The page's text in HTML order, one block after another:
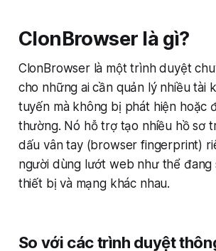
ClonBrowser là gì?
ClonBrowser là một trình duyệt
cho những ai cần quản lý nhiều tài
tuyến mà không bị phát hiện hoặc
thường. Nó hỗ trợ tạo nhiều hồ sơ
dấu vân tay (browser fingerprint)
người dùng lướt web như thể đang
thiết bị và mạng khác nhau.
So với các trình duyệt